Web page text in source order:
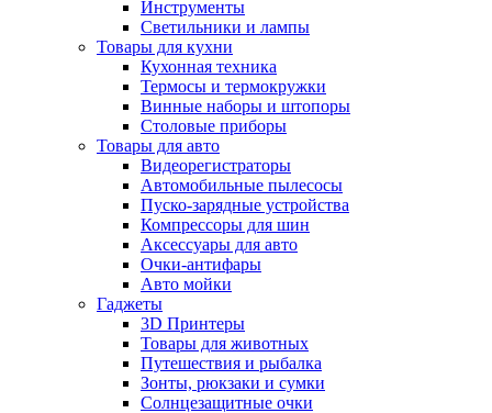
Инструменты
Светильники и лампы
Товары для кухни
Кухонная техника
Термосы и термокружки
Винные наборы и штопоры
Столовые приборы
Товары для авто
Видеорегистраторы
Автомобильные пылесосы
Пуско-зарядные устройства
Компрессоры для шин
Аксессуары для авто
Очки-антифары
Авто мойки
Гаджеты
3D Принтеры
Товары для животных
Путешествия и рыбалка
Зонты, рюкзаки и сумки
Солнцезащитные очки